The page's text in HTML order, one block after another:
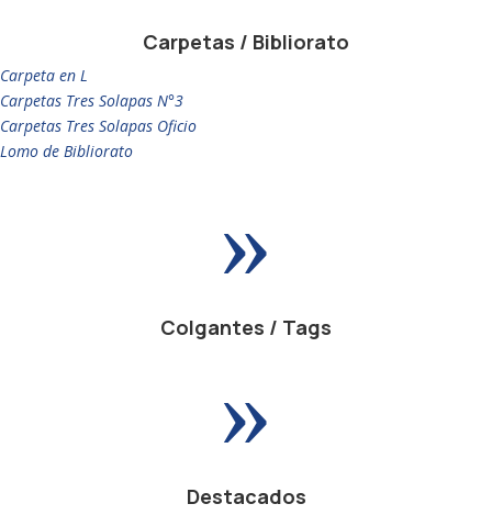
Carpetas / Bibliorato
Carpeta en L
Carpetas Tres Solapas N°3
Carpetas Tres Solapas Oficio
Lomo de Bibliorato
»
Colgantes / Tags
»
Destacados